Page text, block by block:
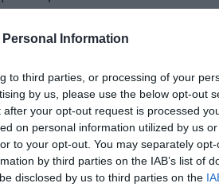
Information
to third parties, or processing of your
by us, please use the below opt-out
your opt-out request is processed
on personal information utilized by us
to your opt-out. You may separately
by third parties on the IAB’s list of
disclosed by us to third parties on the
τα βουνά προς τα
και ταυτόχρονα σέξι
παπούτσια και μαύρο
το homewear και τις
bralette αλλά και μαγιό